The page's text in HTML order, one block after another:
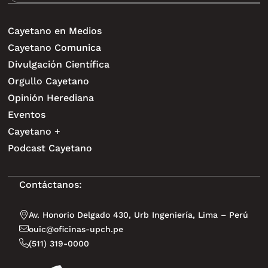
Cayetano en Medios
Cayetano Comunica
Divulgación Científica
Orgullo Cayetano
Opinión Herediana
Eventos
Cayetano +
Podcast Cayetano
Contáctanos:
Av. Honorio Delgado 430, Urb Ingeniería, Lima – Perú
ouic@oficinas-upch.pe
(511) 319-0000